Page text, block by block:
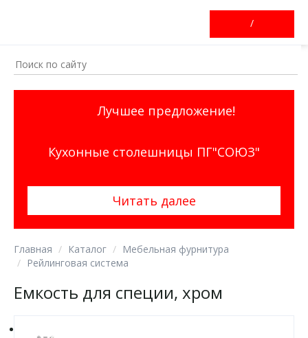
/
Лучшее предложение!
Кухонные столешницы ПГ"СОЮЗ"
Читать далее
Главная Каталог
Мебельная фурнитура
Рейлинговая система
Емкость для специи, хром